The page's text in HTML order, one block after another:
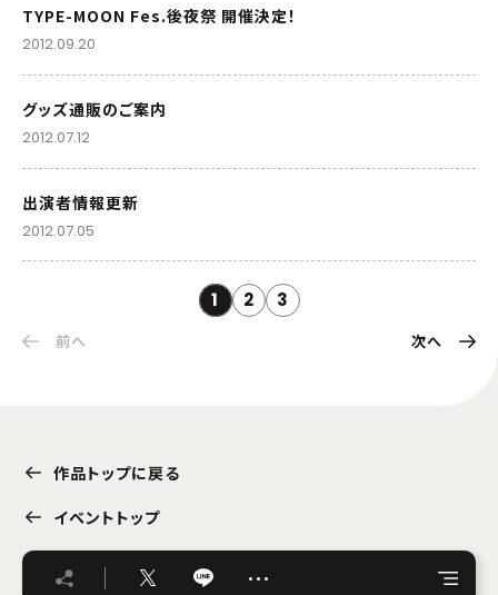
TYPE-MOON Fes.後夜祭 開催決定！
2012.09.20
グッズ通販のご案内
2012.07.12
出演者情報更新
2012.07.05
1 2 3
前へ 次へ
作品トップに戻る
イベントトップ
…